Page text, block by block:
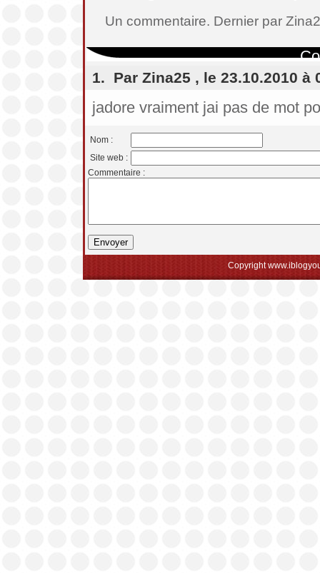
Un commentaire. Dernier par
1. Par Zina25 , le 23.10.2010 à
jadore vraiment jai pas de mot
Nom :
Site web :
Commentaire :
Copyright